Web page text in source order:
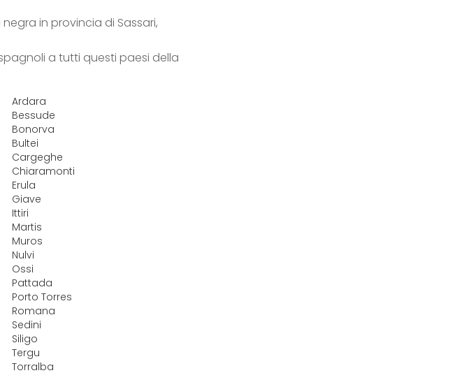
in provincia di Sassari,
a tutti questi paesi della
Ardara
Bessude
Bonorva
Bultei
Cargeghe
Chiaramonti
Erula
Giave
Ittiri
Martis
Muros
Nulvi
Ossi
Pattada
Porto Torres
Romana
Sedini
Siligo
Tergu
Torralba